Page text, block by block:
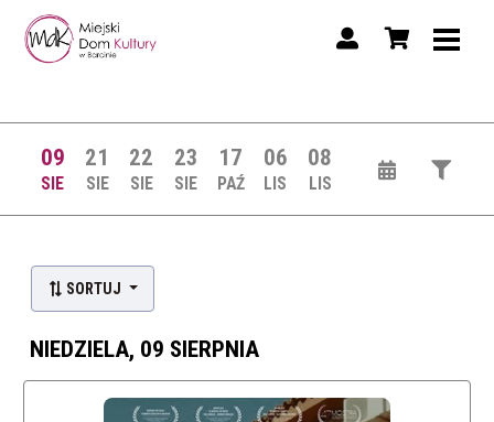
09
SIE
21
SIE
22
SIE
23
SIE
17
PAŹ
06
LIS
08
LIS
SORTUJ
NIEDZIELA, 09 SIERPNIA